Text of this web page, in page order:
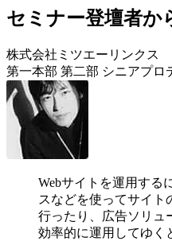
セミナー登壇者か
株式会社ミツエーリンクス
第一本部 第二部 シニアプロ
Webサイトを運用する
スなどを使ってサイト
行ったり、広告ソリュ
効率的に運用してゆく